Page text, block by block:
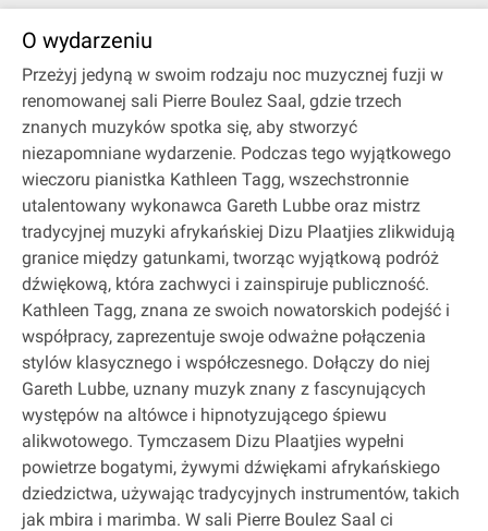
O wydarzeniu
Przeżyj jedyną w swoim rodzaju noc muzycznej fuzji w
renomowanej sali Pierre Boulez Saal, gdzie trzech
znanych muzyków spotka się, aby stworzyć
niezapomniane wydarzenie. Podczas tego wyjątkowego
wieczoru pianistka Kathleen Tagg, wszechstronnie
utalentowany wykonawca Gareth Lubbe oraz mistrz
tradycyjnej muzyki afrykańskiej Dizu Plaatjies zlikwidują
granice między gatunkami, tworząc wyjątkową podróż
dźwiękową, która zachwyci i zainspiruje publiczność.
Kathleen Tagg, znana ze swoich nowatorskich podejść i
współpracy, zaprezentuje swoje odważne połączenia
stylów klasycznego i współczesnego. Dołączy do niej
Gareth Lubbe, uznany muzyk znany z fascynujących
występów na altówce i hipnotyzującego śpiewu
alikwotowego. Tymczasem Dizu Plaatjies wypełni
powietrze bogatymi, żywymi dźwiękami afrykańskiego
dziedzictwa, używając tradycyjnych instrumentów, takich
jak mbira i marimba. W sali Pierre Boulez Saal ci